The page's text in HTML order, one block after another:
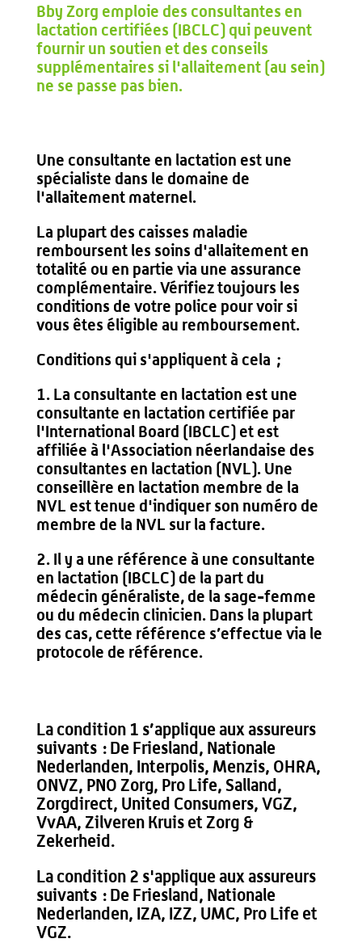
Bby Zorg emploie des consultantes en
lactation certifiées (IBCLC) qui peuvent
fournir un soutien et des conseils
supplémentaires si l'allaitement (au sein)
ne se passe pas bien.
Une consultante en lactation est une
spécialiste dans le domaine de
l'allaitement maternel.
La plupart des caisses maladie
remboursent les soins d'allaitement en
totalité ou en partie via une assurance
complémentaire. Vérifiez toujours les
conditions de votre police pour voir si
vous êtes éligible au remboursement.
Conditions qui s'appliquent à cela ;
1. La consultante en lactation est une
consultante en lactation certifiée par
l'International Board (IBCLC) et est
affiliée à l'Association néerlandaise des
consultantes en lactation (NVL). Une
conseillère en lactation membre de la
NVL est tenue d'indiquer son numéro de
membre de la NVL sur la facture.
2. Il y a une référence à une consultante
en lactation (IBCLC) de la part du
médecin généraliste, de la sage-femme
ou du médecin clinicien. Dans la plupart
des cas, cette référence s’effectue via le
protocole de référence.
La condition 1 s’applique aux assureurs
suivants : De Friesland, Nationale
Nederlanden, Interpolis, Menzis, OHRA,
ONVZ, PNO Zorg, Pro Life, Salland,
Zorgdirect, United Consumers, VGZ,
VvAA, Zilveren Kruis et Zorg &
Zekerheid.
La condition 2 s'applique aux assureurs
suivants : De Friesland, Nationale
Nederlanden, IZA, IZZ, UMC, Pro Life et
VGZ.